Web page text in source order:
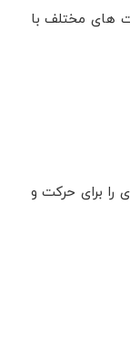
های مختلف با
را برای حرکت و